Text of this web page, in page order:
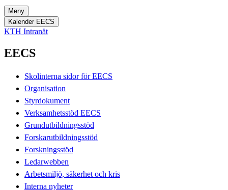
Meny
Kalender EECS
KTH Intranät
EECS
Skolinterna sidor för EECS
Organisation
Styrdokument
Verksamhetsstöd EECS
Grundutbildningsstöd
Forskarutbildningsstöd
Forskningsstöd
Ledarwebben
Arbetsmiljö, säkerhet och kris
Interna nyheter